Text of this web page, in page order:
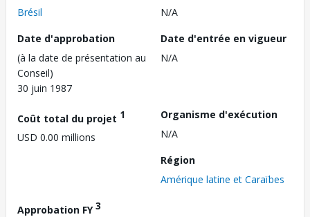
Brésil
N/A
Date d'approbation
(à la date de présentation au
Conseil)
30 juin 1987
Date d'entrée en vigueur
N/A
Coût total du projet 1
USD 0.00 millions
Organisme d'exécution
N/A
Région
Amérique latine et Caraïbes
Approbation FY3